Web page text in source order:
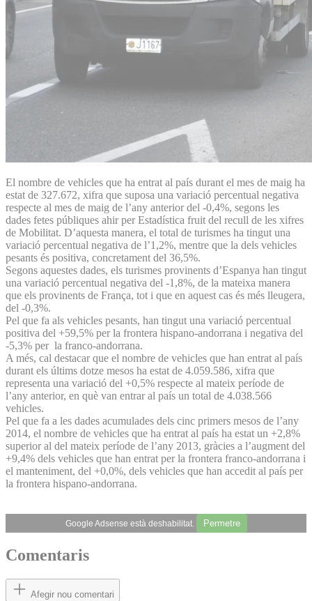
El nombre de vehicles que ha entrat al país durant el mes de maig ha
estat de 327.672, xifra que suposa una variació percentual negativa
respecte al mes de maig de l’any anterior del -0,4%, segons les
dades fetes públiques ahir per Estadística fruit del recull de les xifres
de Mobilitat. D’aquesta manera, el total de turismes ha tingut una
variació percentual negativa de l’1,2%, mentre que la dels vehicles
pesants és positiva, concretament del 36,5%.
Segons aquestes dades, els turismes provinents d’Espanya han tingut
una variació percentual negativa del -1,8%, de la mateixa manera
que els provinents de França, tot i que en aquest cas és més lleugera,
del -0,3%.
Pel que fa als vehicles pesants, han tingut una variació percentual
positiva del +59,5% per la frontera hispano-andorrana i negativa del
-5,3% per la franco-andorrana.
A més, cal destacar que el nombre de vehicles que han entrat al país
durant els últims dotze mesos ha estat de 4.059.586, xifra que
representa una variació del +0,5% respecte al mateix període de
l’any anterior, en què van entrar al país un total de 4.038.566
vehicles.
Pel que fa a les dades acumulades dels cinc primers mesos de l’any
2014, el nombre de vehicles que ha entrat al país ha estat un +2,8%
superior al del mateix període de l’any 2013, gràcies a l’augment del
+9,4% dels vehicles que han entrat per la frontera franco-andorrana i
el manteniment, del +0,0%, dels vehicles que han accedit al país per
la frontera hispano-andorrana.
Google Adsense està deshabilitat. Permetre
Comentaris
Afegir nou comentari